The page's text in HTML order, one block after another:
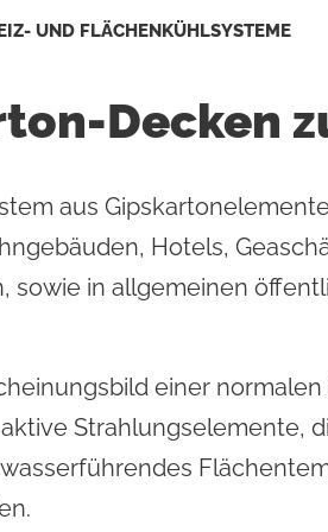
Nachhaltigkeit
Total
Technische
Technische Einblicke
UND FLÄCHENKÜHLSYSTEME
Decken
aus
Hotels,
sowie in allgemeinen
einer
Strahlungselemente,